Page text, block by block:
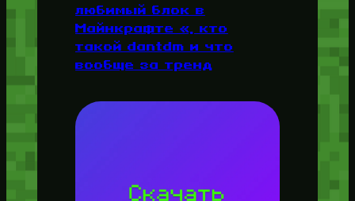
любимый блок в
Майнкрафте «, кто
такой dantdm и что
вообще за тренд